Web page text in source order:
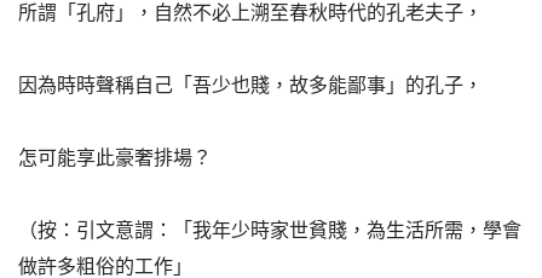
所謂「孔府」，自然不必上溯至春秋時代的孔老夫子，
因為時時聲稱自己「吾少也賤，故多能鄙事」的孔子，
怎可能享此豪奢排場？
（按：引文意謂：「我年少時家世貧賤，為生活所需，學會
做許多粗俗的工作」